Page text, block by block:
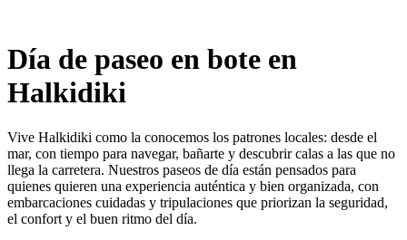
Día de paseo en bote en
Halkidiki
Vive Halkidiki como la conocemos los patrones locales: desde el
mar, con tiempo para navegar, bañarte y descubrir calas a las que no
llega la carretera. Nuestros paseos de día están pensados para
quienes quieren una experiencia auténtica y bien organizada, con
embarcaciones cuidadas y tripulaciones que priorizan la seguridad,
el confort y el buen ritmo del día.